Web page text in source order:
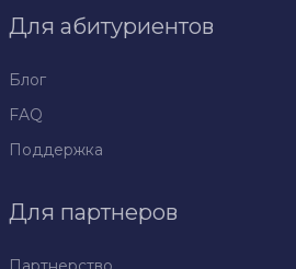
Для абитуриентов
Блог
FAQ
Поддержка
Для партнеров